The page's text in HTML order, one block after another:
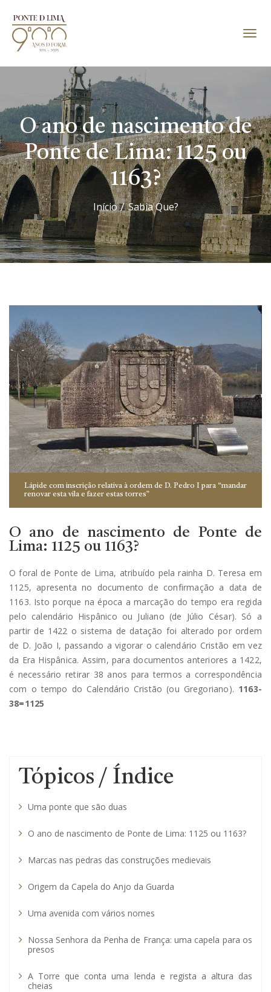
O ano de nascimento de
Ponte de Lima: 1125 ou
1163?
Início Sabia Que?
Lápide com inscrição relativa à ordem de D. Pedro I para “mandar
renovar esta vila e fazer estas torres”
O ano de nascimento de Ponte de
Lima: 1125 ou 1163?
O foral de Ponte de Lima, atribuído pela rainha D. Teresa em
1125, apresenta no documento de confirmação a data de
1163. Isto porque na época a marcação do tempo era regida
pelo calendário Hispânico ou Juliano (de Júlio César). Só a
partir de 1422 o sistema de datação foi alterado por ordem
de D. João I, passando a vigorar o calendário Cristão em vez
da Era Hispânica. Assim, para documentos anteriores a 1422,
é necessário retirar 38 anos para termos a correspondência
com o tempo do Calendário Cristão (ou Gregoriano). 1163-
38=1125
Tópicos / Índice
Uma ponte que são duas
O ano de nascimento de Ponte de Lima: 1125 ou 1163?
Marcas nas pedras das construções medievais
Origem da Capela do Anjo da Guarda
Uma avenida com vários nomes
Nossa Senhora da Penha de França: uma capela para os
presos
A Torre que conta uma lenda e regista a altura das
cheias